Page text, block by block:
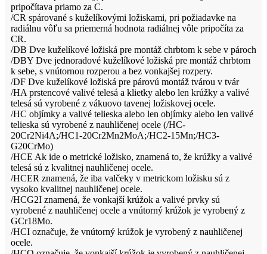
pripočítava priamo za C.
/CR spárované s kuželíkovými ložiskami, pri požiadavke na
radiálnu vôľu sa priemerná hodnota radiálnej vôle pripočíta za
CR.
/DB Dve kuželíkové ložiská pre montáž chrbtom k sebe v pároch
/DBY Dve jednoradové kuželíkové ložiská pre montáž chrbtom
k sebe, s vnútornou rozperou a bez vonkajšej rozpery.
/DF Dve kuželíkové ložiská pre párovú montáž tvárou v tvár
/HA prstencové valivé telesá a klietky alebo len krúžky a valivé
telesá sú vyrobené z vákuovo tavenej ložiskovej ocele.
/HC objímky a valivé telieska alebo len objímky alebo len valivé
telieska sú vyrobené z nauhličenej ocele (/HC-
20Cr2Ni4A;/HC1-20Cr2Mn2MoA;/HC2-15Mn;/HC3-
G20CrMo)
/HCE Ak ide o metrické ložisko, znamená to, že krúžky a valivé
telesá sú z kvalitnej nauhličenej ocele.
/HCER znamená, že iba valčeky v metrickom ložisku sú z
vysoko kvalitnej nauhličenej ocele.
/HCG2I znamená, že vonkajší krúžok a valivé prvky sú
vyrobené z nauhličenej ocele a vnútorný krúžok je vyrobený z
GCr18Mo.
/HCI označuje, že vnútorný krúžok je vyrobený z nauhličenej
ocele.